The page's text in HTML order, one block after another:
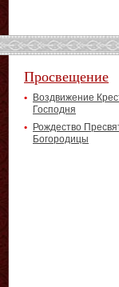
Просвещение
Воздвижение
Господня
Рождество
Богородицы